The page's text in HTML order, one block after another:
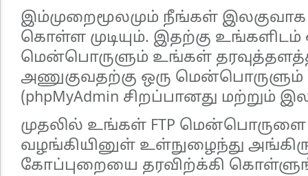
இம்முறைமூலமும் நீங்கள் இலகுவாக
கொள்ள முடியும். இதற்கு உங்களிடம்
மென்பொருளும் உங்கள்
அணுகுவதற்கு ஒரு
(phpMyAdmin சிறப்பானது மற்றும்
முதலில் உங்கள் FTP
வழங்கியினுள் உள்நுழைந்து
கோப்புறையை தரவிற்க்கி